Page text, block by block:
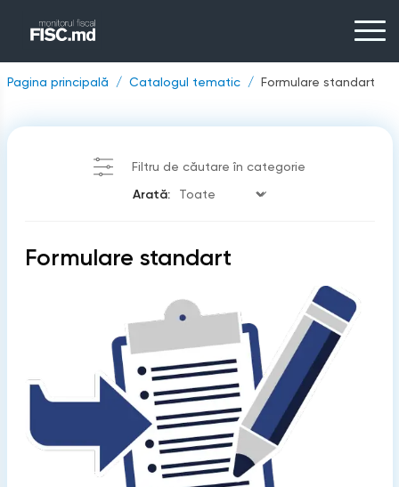
Pagina principală Catalogul tematic Formulare standart
Filtru de căutare în categorie
Arată:
Formulare standart